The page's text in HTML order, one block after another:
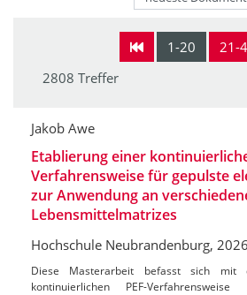
1-20 21-
2808 Treffer
Jakob Awe
Etablierung einer
Verfahrensweise für gepulste
zur Anwendung an
Lebensmittelmatrizes
Hochschule Neubrandenburg, 2026
Diese Masterarbeit befasst sich mit
kontinuierlichen PEF-